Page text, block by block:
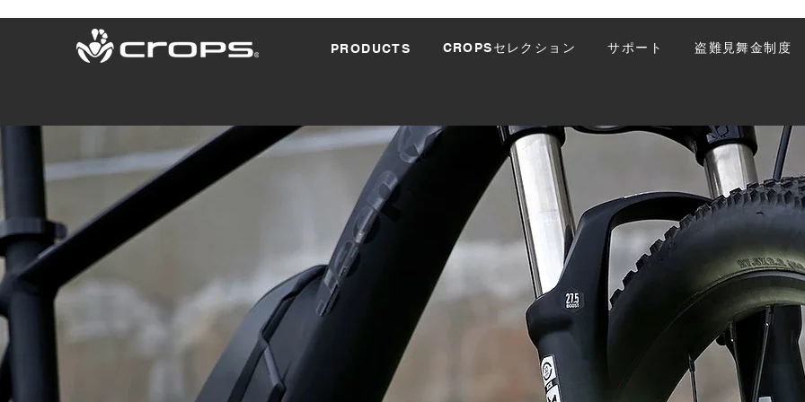
PRODUCTS CROPSセレクション サポート 盗難見舞金制度